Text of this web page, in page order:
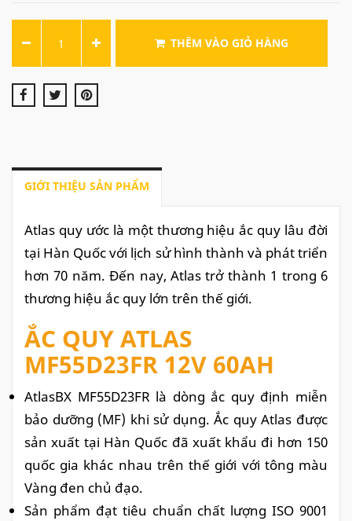
THÊM VÀO GIỎ HÀNG
GIỚI THIỆU SẢN PHẨM
Atlas quy ước là một thương hiệu ắc quy lâu đời
tại Hàn Quốc với lịch sử hình thành và phát triển
hơn 70 năm.Đến nay, Atlas trở thành 1 trong 6
thương hiệu ắc quy lớn trên thế giới.
ẮC QUYATLAS
MF55D23FR 12V 60AH
AtlasBX MF55D23FR là dòng ắc quy định miễn
bảo dưỡng (MF) khi sử dụng. Ắc quyAtlas được
sản xuất tại Hàn Quốc đã xuất khẩu đi hơn 150
quốc gia khác nhau trên thế giới với tông màu
Vàng đen chủ đạo.
Sản phẩm đạt tiêu chuẩn chất lượng ISO 9001